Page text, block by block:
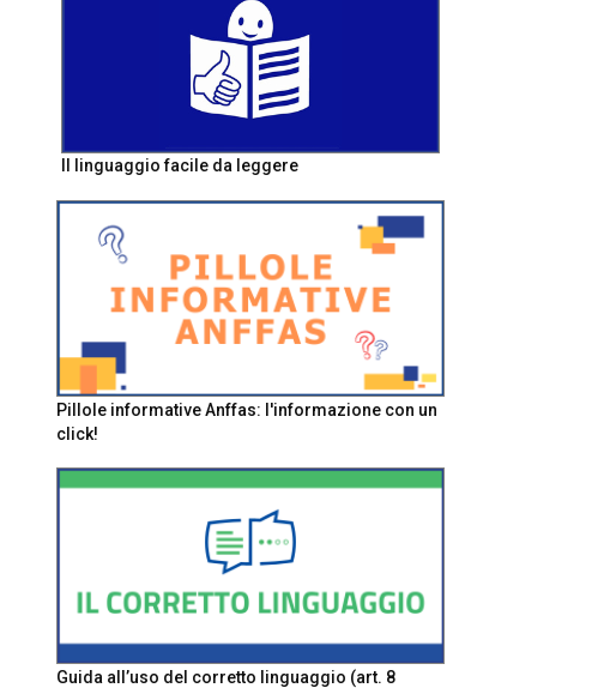
Il linguaggio facile da leggere
Pillole informative Anffas: l'informazione con un
click!
Guida all’uso del corretto linguaggio (art. 8